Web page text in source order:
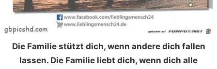
Die Familie stützt dich, wenn andere dich fallen
lassen. Die Familie liebt dich, wenn dich alle